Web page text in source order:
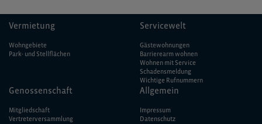
Vermietung
Wohngebiete
Park- und Stellflächen
Servicewelt
Gästewohnungen
Barrierearm wohnen
Wohnen mit Service
Schadensmeldung
Wichtige Rufnummern
Genossenschaft
Mitgliedschaft
Vertreterversammlung
Allgemein
Impressum
Datenschutz